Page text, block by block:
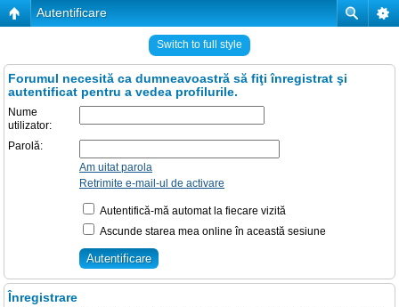
Autentificare
Switch to full style
Forumul necesită ca dumneavoastră să fiţi înregistrat şi
autentificat pentru a vedea profilurile.
Nume
utilizator:
Parolă:
Am uitat parola
Retrimite e-mail-ul de activare
Autentifică-mă automat la fiecare vizită
Ascunde starea mea online în această sesiune
Înregistrare